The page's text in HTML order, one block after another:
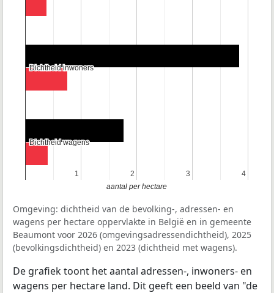
1
1 2
2 3
3 4
4
Dichtheid inwoners
Dichtheid inwoners
Dichtheid wagens
Dichtheid wagens
aantal per hectare
Omgeving: dichtheid van de bevolking-, adressen- en
wagens per hectare oppervlakte in België en in gemeente
Beaumont voor 2026 (omgevingsadressendichtheid), 2025
(bevolkingsdichtheid) en 2023 (dichtheid met wagens).
De grafiek toont het aantal adressen-, inwoners- en
wagens per hectare land. Dit geeft een beeld van "de